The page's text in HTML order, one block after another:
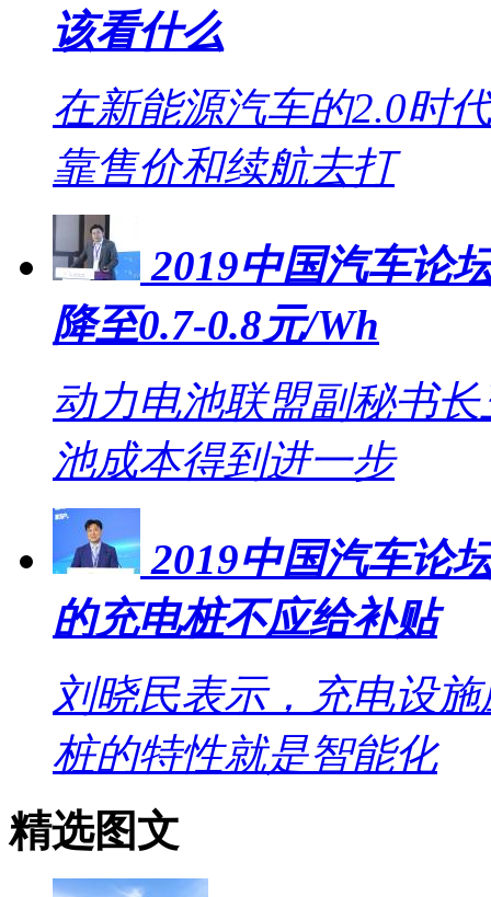
该看什么
在新能源汽车的2.0时
靠售价和续航去打
2019中国汽车论
降至0.7-0.8元/Wh
动力电池联盟副秘书
池成本得到进一步
2019中国汽车论
的充电桩不应给补贴
刘晓民表示，充电设
桩的特性就是智能化
精选图文